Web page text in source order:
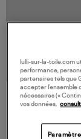
JEROME
Sac Bobi S Cuir
lulli-sur-la-toile.com
performance,
partenaires tels que
accepter l’ensemble
nécessaires («
vos données,